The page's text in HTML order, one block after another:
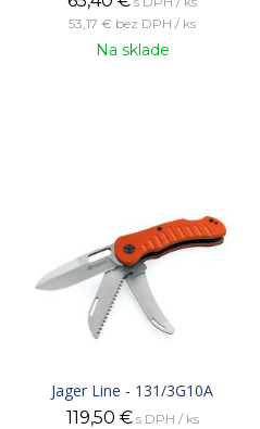
53,17 € bez DPH / ks
Na sklade
Jager Line - 131/3G10A
119,50 € s DPH / ks